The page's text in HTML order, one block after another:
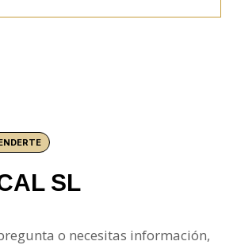
SL
o necesitas información,